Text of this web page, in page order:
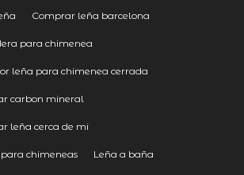
Comprar leña barcelona
para chimenea
leña para chimenea cerrada
carbon mineral
leña cerca de mi
chimeneas Leña a baña